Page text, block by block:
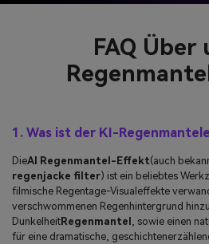
FAQ Über
1. Was ist der KI-
DieAI Regenmantel-Effekt(auch
regenjacke filter) ist ein beliebtes
filmische Regentage-Visualeffekte
verschwommenen Regenhintergrund
Dunkelheit Regenmantel , sowie einen
für eine dramatische,